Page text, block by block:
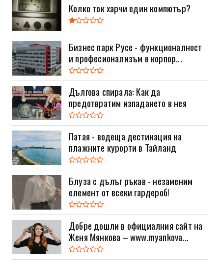
Колко ток харчи един компютър?
Бизнес парк Русе - функционалност
и професионализъм в корпор...
Дългова спирала: Как да
предотвратим изпадането в нея
Патая - водеща дестинация на
плажните курорти в Тайланд
Блуза с дълъг ръкав - незаменим
елемент от всеки гардероб!
Добре дошли в официалния сайт на
Женя Мянкова – www.myankova...